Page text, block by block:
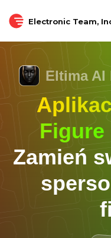
Electronic Team,
Eltima AI
Figure
Zamień